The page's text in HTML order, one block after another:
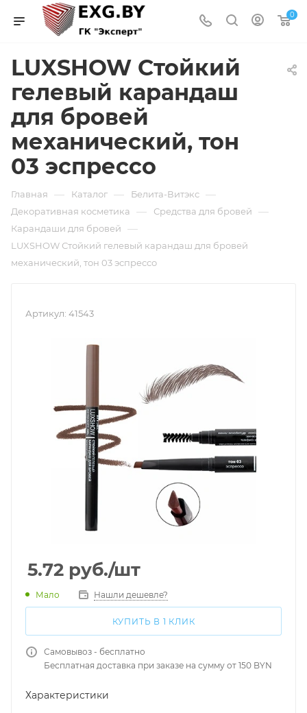
0
LUXSHOW Стойкий
гелевый карандаш
для бровей
механический, тон
03 эспрессо
Главная — Каталог — Белита-Витэкс —
Декоративная косметика — Средства для бровей —
Карандаши для бровей —
LUXSHOW Стойкий гелевый карандаш для бровей
механический, тон 03 эспрессо
Артикул: 41543
5.72 руб./шт
Мало Нашли дешевле?
КУПИТЬ В 1 КЛИК
Самовывоз - бесплатно
Бесплатная доставка при заказе на сумму от 150 BYN
Характеристики